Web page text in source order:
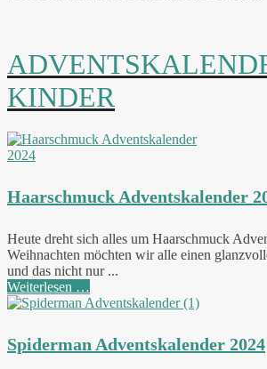
KINDER
Haarschmuck Adventskalender
Heute dreht sich alles um Haarschmuck
Weihnachten möchten wir alle einen
und das nicht nur ...
Weiterlesen …
Spiderman Adventskalender 2024